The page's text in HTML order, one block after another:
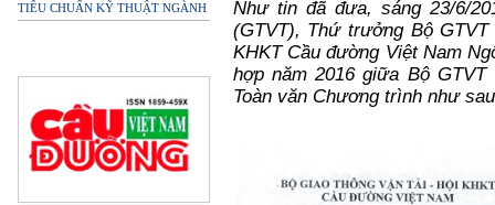
TIÊU CHUẨN KỸ THUẬT NGÀNH
Như tin đã đưa, sáng 23/6/
(GTVT), Thứ trưởng Bộ
KHKT Cầu đường Việt Nam
hợp năm 2016 giữa Bộ
Toàn văn Chương trình như